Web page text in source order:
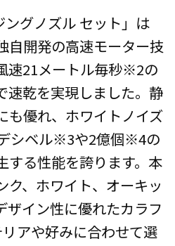
ングノズル セット」は
自開発の高速モーター技
速21メートル毎秒※2の
速乾を実現しました。静
も優れ、ホワイトノイズ
シベル※3や2億個※4の
する性能を誇ります。本
ク、ホワイト、オーキッ
ザイン性に優れたカラフ
アや好みに合わせて選